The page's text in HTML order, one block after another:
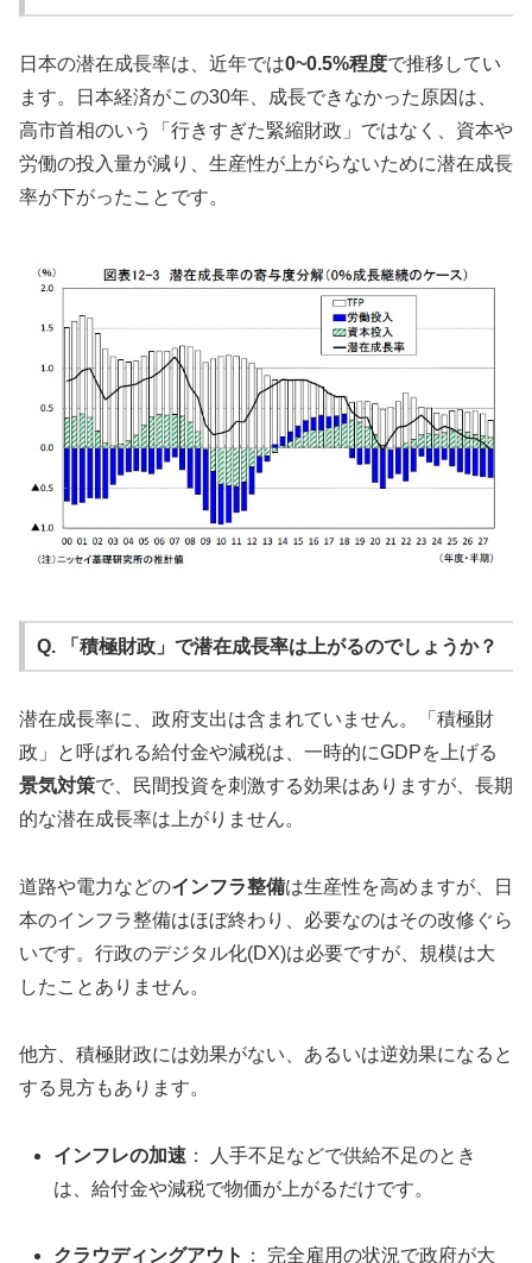
日本の潜在成長率は、近年では0~0.5%程度で推移してい
ます。日本経済がこの30年、成長できなかった原因は、
高市首相のいう「行きすぎた緊縮財政」ではなく、資本や
労働の投入量が減り、生産性が上がらないために潜在成長
率が下がったことです。
Q. 「積極財政」で潜在成長率は上がるのでしょうか？
潜在成長率に、政府支出は含まれていません。「積極財
政」と呼ばれる給付金や減税は、一時的にGDPを上げる
景気対策で、民間投資を刺激する効果はありますが、長期
的な潜在成長率は上がりません。
道路や電力などのインフラ整備は生産性を高めますが、日
本のインフラ整備はほぼ終わり、必要なのはその改修ぐら
いです。行政のデジタル化(DX)は必要ですが、規模は大
したことありません。
他方、積極財政には効果がない、あるいは逆効果になると
する見方もあります。
インフレの加速 ： 人手不足などで供給不足のとき
は、給付金や減税で物価が上がるだけです。
クラウディングアウト ： 完全雇用の状況で政府が大